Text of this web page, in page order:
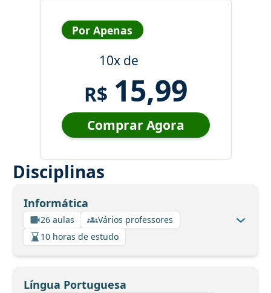
Por Apenas
10x de
R$ 15,99
Comprar Agora
Disciplinas
Informática
26 aulas
Vários professores
10 horas de estudo
Língua Portuguesa